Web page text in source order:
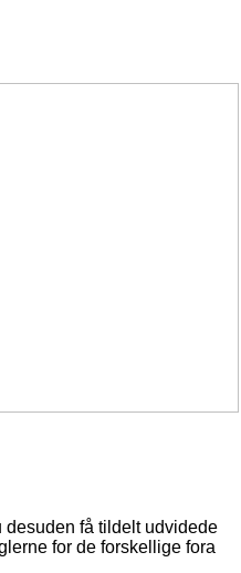
desuden få tildelt udvidede
for de forskellige fora